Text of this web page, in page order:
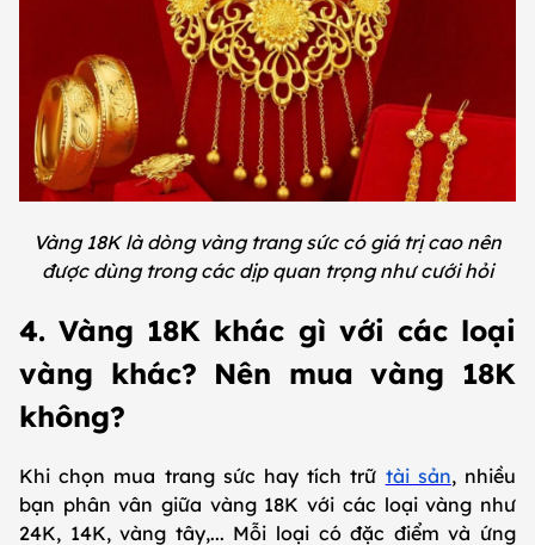
Vàng 18K là dòng vàng trang sức có giá trị cao nên
được dùng trong các dịp quan trọng như cưới hỏi
4. Vàng 18K khác gì với các loại
vàng khác? Nên mua vàng 18K
không?
Khi chọn mua trang sức hay tích trữ tài sản, nhiều
bạn phân vân giữa vàng 18K với các loại vàng như
24K, 14K, vàng tây,... Mỗi loại có đặc điểm và ứng